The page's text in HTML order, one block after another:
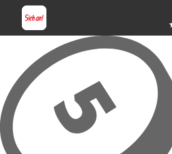
Zum Hauptinhalt springen